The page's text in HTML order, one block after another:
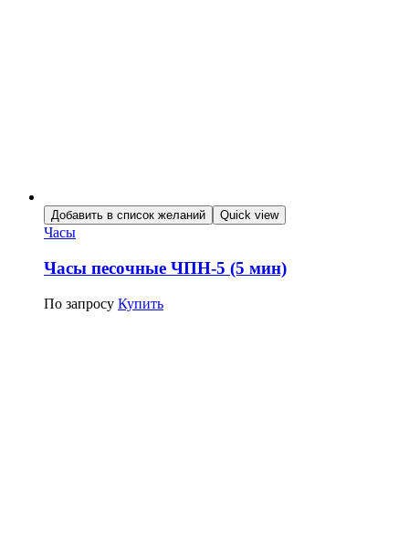
Добавить в список желаний Quick view
Часы
Часы песочные ЧПН-5 (5 мин)
По запросу Купить